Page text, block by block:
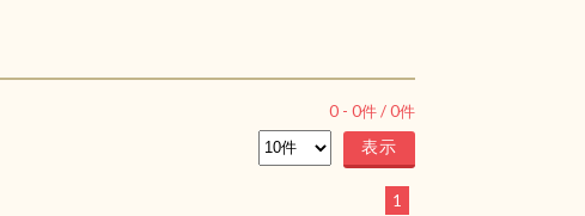
0 - 0件 /0件
1